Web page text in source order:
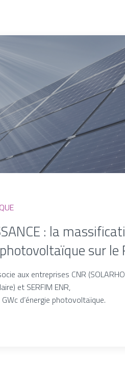
: la
sur le
aux entreprises CNR
et SERFIM ENR,
d’énergie photovoltaïque.